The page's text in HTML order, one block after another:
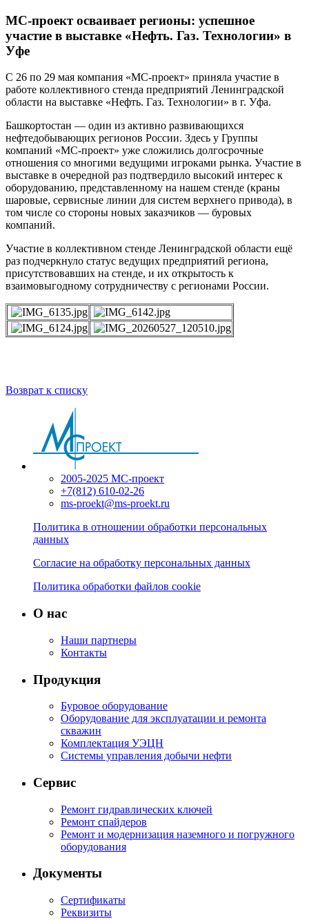
МС-проект осваивает регионы: успешное
участие в выставке «Нефть. Газ. Технологии» в
Уфе
С 26 по 29 мая компания «МС-проект» приняла участие в
работе коллективного стенда предприятий Ленинградской
области на выставке «Нефть. Газ. Технологии» в г. Уфа.
Башкортостан — один из активно развивающихся
нефтедобывающих регионов России. Здесь у Группы
компаний «МС-проект» уже сложились долгосрочные
отношения со многими ведущими игроками рынка. Участие в
выставке в очередной раз подтвердило высокий интерес к
оборудованию, представленному на нашем стенде (краны
шаровые, сервисные линии для систем верхнего привода), в
том числе со стороны новых заказчиков — буровых
компаний.
Участие в коллективном стенде Ленинградской области ещё
раз подчеркнуло статус ведущих предприятий региона,
присутствовавших на стенде, и их открытость к
взаимовыгодному сотрудничеству с регионами России.
Возврат к списку
2005-2025 МС-проект
+7(812) 610-02-26
ms-proekt@ms-proekt.ru
Политика в отношении обработки персональных
данных
Согласие на обработку персональных данных
Политика обработки файлов cookie
О нас
Наши партнеры
Контакты
Продукция
Буровое оборудование
Оборудование для эксплуатации и ремонта
скважин
Комплектация УЭЦН
Системы управления добычи нефти
Сервис
Ремонт гидравлических ключей
Ремонт спайдеров
Ремонт и модернизация наземного и погружного
оборудования
Документы
Сертификаты
Реквизиты